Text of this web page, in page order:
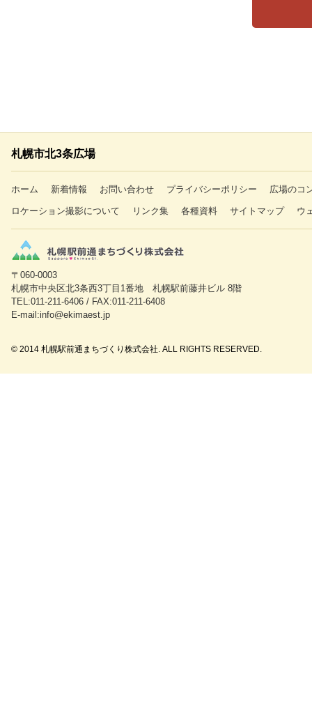
札幌市北3条広場
ホーム 新着情報 お問い合わせ プライバシーポリシー 広場のコ
ロケーション撮影について リンク集 各種資料 サイトマップ ウ
〒060-0003
札幌市中央区北3条西3丁目1番地 札幌駅前藤井ビル 8階
TEL:011-211-6406 / FAX:011-211-6408
E-mail:info@ekimaest.jp
© 2014 札幌駅前通まちづくり株式会社. ALL RIGHTS RESERVED.